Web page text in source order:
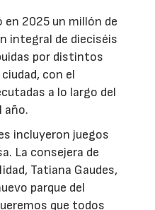
2025 un millón de
integral de dieciséis
por distintos
con el
a lo largo del
año.
incluyeron juegos
La consejera de
Tatiana Gaudes,
parque del
que todos